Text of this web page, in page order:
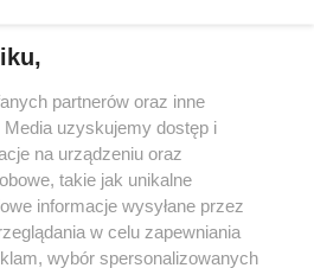
nie może być powielany i
w jakikolwiek sposób (w
na jakimkolwiek polu
włącznie z umieszczaniem w Internecie
praw. Jakiekolwiek użycie lub
lub w części z naruszeniem prawa, tzn.
pod groźbą kary i może być ścigane
partnerów oraz inne
uzyskujemy dostęp i
na urządzeniu oraz
takie jak unikalne
informacje wysyłane przez
w celu zapewniania
wybór spersonalizowanych